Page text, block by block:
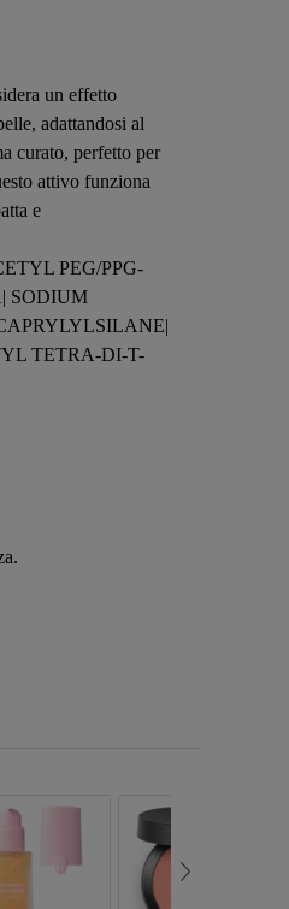
un effetto
adattandosi al
curato, perfetto per
attivo funziona
e
PEG/PPG-
SODIUM
TETRA-DI-T-